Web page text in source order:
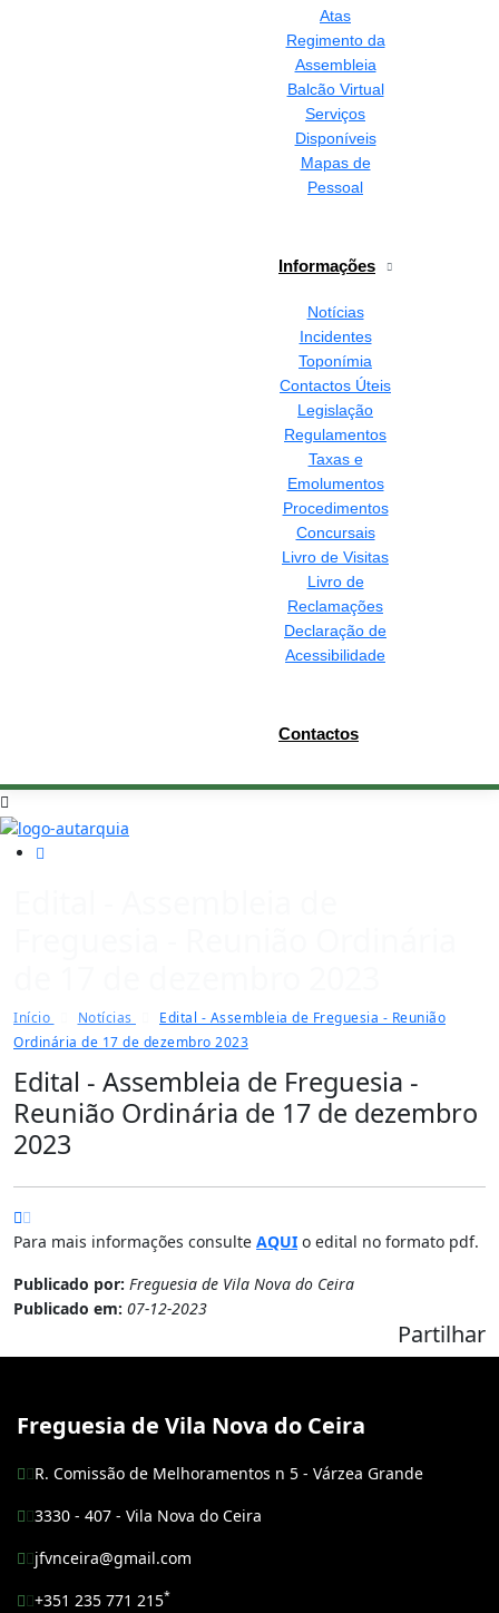
Atas
Regimento da
Assembleia
Balcão Virtual
Serviços
Disponíveis
Mapas de
Pessoal
Informações
Notícias
Incidentes
Toponímia
Contactos Úteis
Legislação
Regulamentos
Taxas e
Emolumentos
Procedimentos
Concursais
Livro de Visitas
Livro de
Reclamações
Declaração de
Acessibilidade
Contactos
Início Notícias
Edital - Assembleia de Freguesia - Reunião
Ordinária de 17 de dezembro 2023
Edital - Assembleia de Freguesia -
Reunião Ordinária de 17 de dezembro
2023
Para mais informações consulte AQUI o edital no formato pdf.
Publicado por: Freguesia de Vila Nova do Ceira
Publicado em: 07-12-2023
Partilhar
Freguesia de Vila Nova do Ceira
R. Comissão de Melhoramentos n 5 - Várzea Grande
3330 - 407 - Vila Nova do Ceira
jfvnceira@gmail.com
+351 235 771 215*